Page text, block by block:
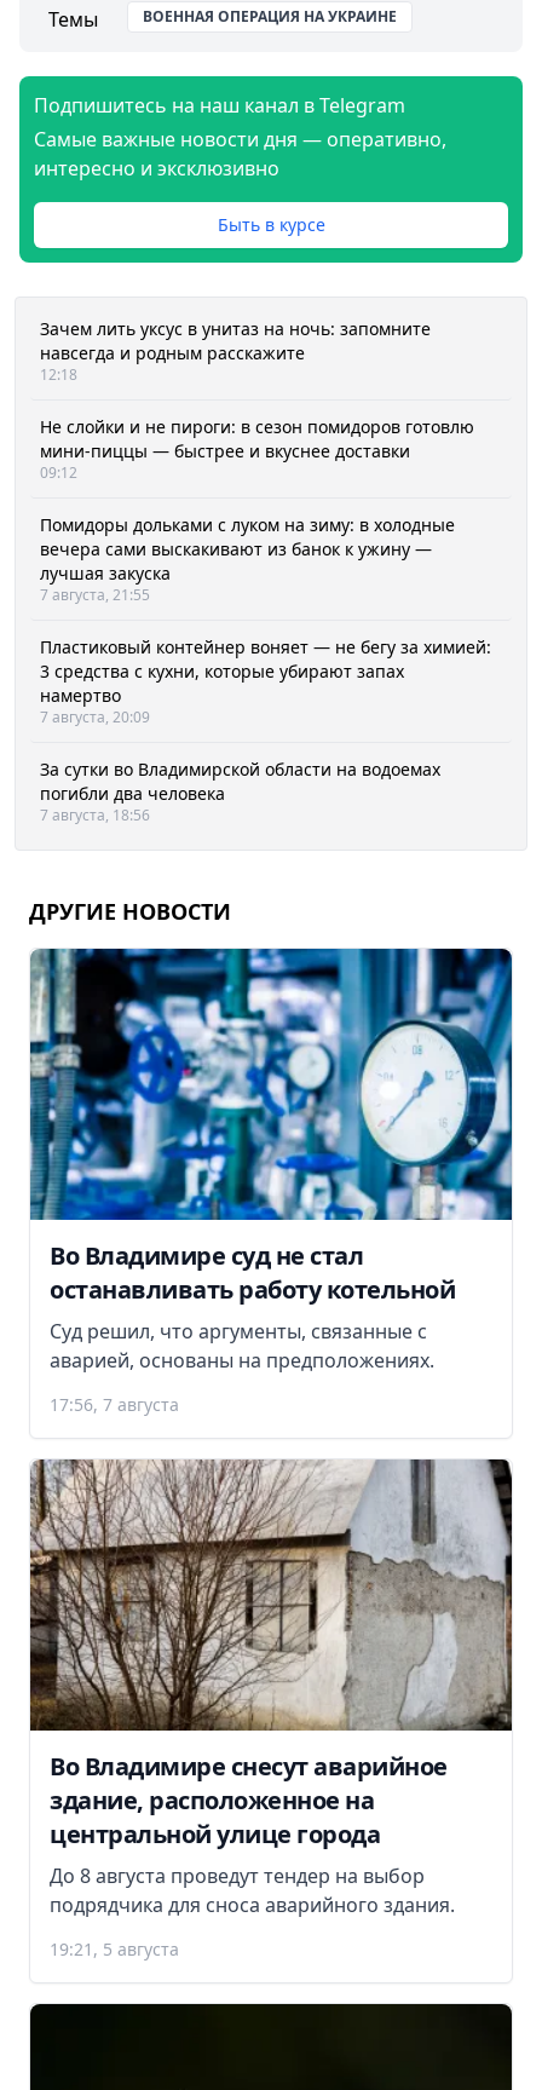
Темы ВОЕННАЯ ОПЕРАЦИЯ НА УКРАИНЕ
Подпишитесь на наш канал в Telegram
Самые важные новости дня — оперативно,
интересно и эксклюзивно
Быть в курсе
Зачем лить уксус в унитаз на ночь: запомните
навсегда и родным расскажите
12:18
Не слойки и не пироги: в сезон помидоров готовлю
мини-пиццы — быстрее и вкуснее доставки
09:12
Помидоры дольками с луком на зиму: в холодные
вечера сами выскакивают из банок к ужину —
лучшая закуска
7 августа, 21:55
Пластиковый контейнер воняет — не бегу за химией:
3 средства с кухни, которые убирают запах
намертво
7 августа, 20:09
За сутки во Владимирской области на водоемах
погибли два человека
7 августа, 18:56
ДРУГИЕ НОВОСТИ
Во Владимире суд не стал
останавливать работу котельной
Суд решил, что аргументы, связанные с
аварией, основаны на предположениях.
17:56, 7 августа
Во Владимире снесут аварийное
здание, расположенное на
центральной улице города
До 8 августа проведут тендер на выбор
подрядчика для сноса аварийного здания.
19:21, 5 августа